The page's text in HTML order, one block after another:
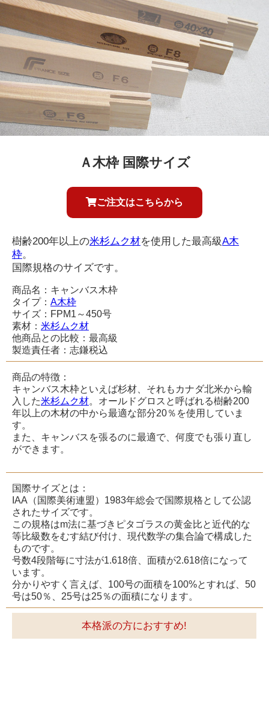
Ａ木枠 国際サイズ
ご注文はこちらから
樹齢200年以上の米杉ムク材を使用した最高級A木
枠。
国際規格のサイズです。
商品名：キャンバス木枠
タイプ： A木枠
サイズ：FPM1～450号
素材： 米杉ムク材
他商品との比較：最高級
製造責任者：志鎌税込
商品の特徴：
キャンバス木枠といえば杉材、それもカナダ北米から輸
入した米杉ムク材。オールドグロスと呼ばれる樹齢200
年以上の木材の中から最適な部分20％を使用していま
す。
また、キャンバスを張るのに最適で、何度でも張り直し
ができます。
国際サイズとは：
IAA（国際美術連盟）1983年総会で国際規格として公認
されたサイズです。
この規格はm法に基づきピタゴラスの黄金比と近代的な
等比級数をむす結び付け、現代数学の集合論で構成した
ものです。
号数4段階毎に寸法が1.618倍、面積が2.618倍になって
います。
分かりやすく言えば、100号の面積を100%とすれば、50
号は50％、25号は25％の面積になります。
本格派の方におすすめ!